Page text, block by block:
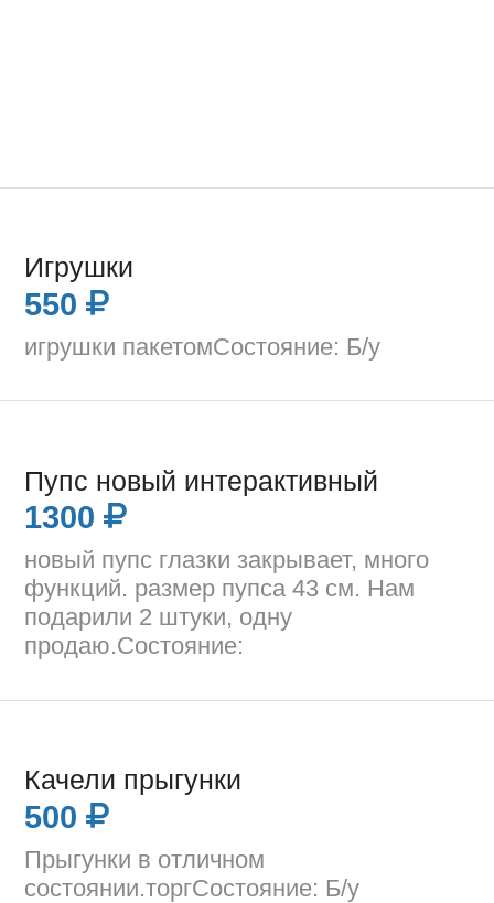
Игрушки
550
игрушки пакетомСостояние: Б/у
Пупс новый интерактивный
1300
новый пупс глазки закрывает, много
функций. размер пупса 43 см. Нам
подарили 2 штуки, одну
продаю.Состояние:
Качели прыгунки
500
Прыгунки в отличном
состоянии.торгСостояние: Б/у